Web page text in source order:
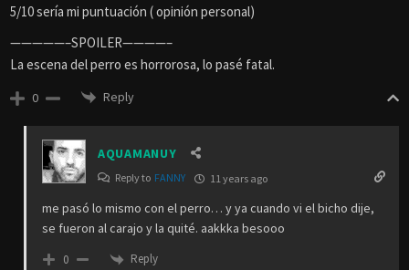
5/10 sería mi puntuación ( opinión personal)
—————–SPOILER————–
La escena del perro es horrorosa, lo pasé fatal.
0 Reply
AQUAMANUY
Reply to FANNY 11 years ago
me pasó lo mismo con el perro… y ya cuando vi el bicho dije,
se fueron al carajo y la quité. aakkka besooo
0 Reply